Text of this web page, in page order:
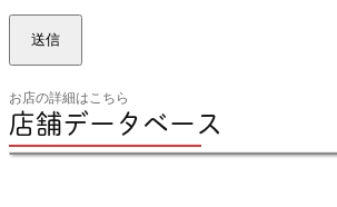
店舗データベース
お店の詳細はこちら